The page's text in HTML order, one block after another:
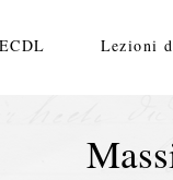
ECDL Lezioni